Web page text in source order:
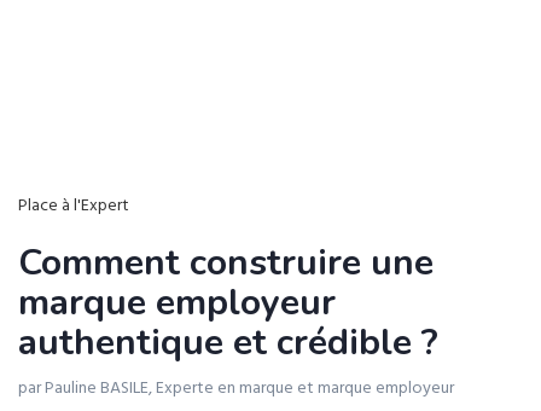
Place à l'Expert
Comment construire une
marque employeur
authentique et crédible ?
par Pauline BASILE, Experte en marque et marque employeur